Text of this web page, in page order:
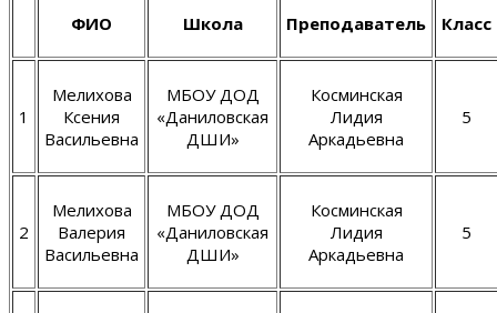
ФИО Школа Преподаватель Класс
1
Мелихова
Ксения
Васильевна
МБОУ ДОД
«Даниловская
ДШИ»
Косминская
Лидия
Аркадьевна
5
2
Мелихова
Валерия
Васильевна
МБОУ ДОД
«Даниловская
ДШИ»
Косминская
Лидия
Аркадьевна
5